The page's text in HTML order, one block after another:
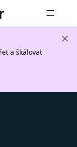
a škálovat